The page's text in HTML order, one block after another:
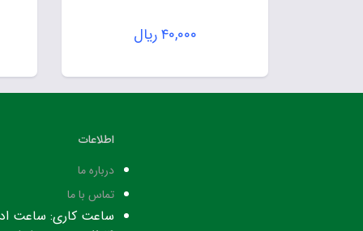
۴۰,۰۰۰ریال
اطلاعات
درباره ما
تماس با ما